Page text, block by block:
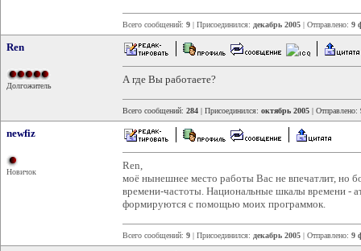
Всего сообщений: 9 | Присоединился: декабрь 2005 | Отправлено: 9
Ren
Долгожитель
А где Вы работаете?
Всего сообщений: 284 | Присоединился: октябрь 2005 | Отправлено:
newfiz
Новичок
Ren,
моё нынешнее место работы Вас не впечатлит, но
времени-частоты. Национальные шкалы времени -
формируются с помощью моих программок.
Всего сообщений: 9 | Присоединился: декабрь 2005 | Отправлено: 9